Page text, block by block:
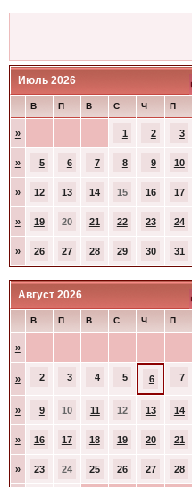
Июль 2026
В П В С Ч П
» 1 2 3
» 5 6 7 8 9 10
» 12 13 14 15 16 17
» 19 20 21 22 23 24
» 26 27 28 29 30 31
Август 2026
В П В С Ч П
»
» 2 3 4 5 6 7
» 9 10 11 12 13 14
» 16 17 18 19 20 21
» 23 24 25 26 27 28